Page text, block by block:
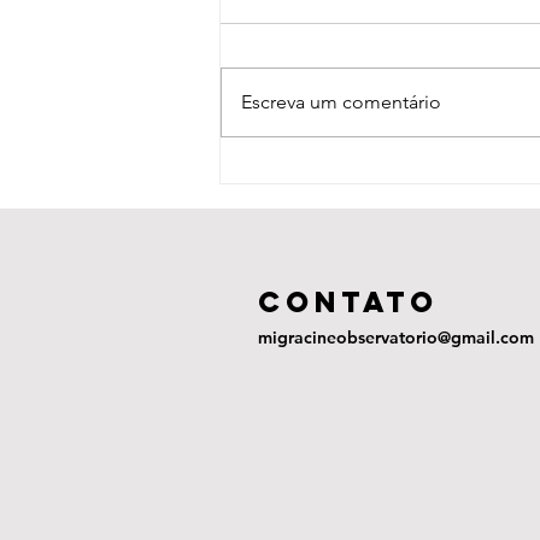
Escreva um comentário
COntato
migracineobservatorio@gmail.com